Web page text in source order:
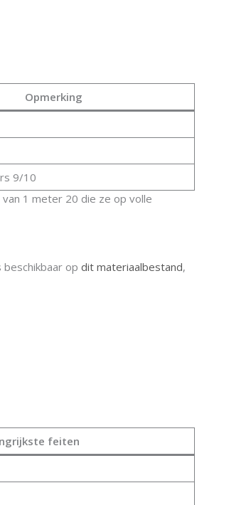
Opmerking
9/10
1 meter 20 die ze op volle
op dit materiaalbestand,
feiten